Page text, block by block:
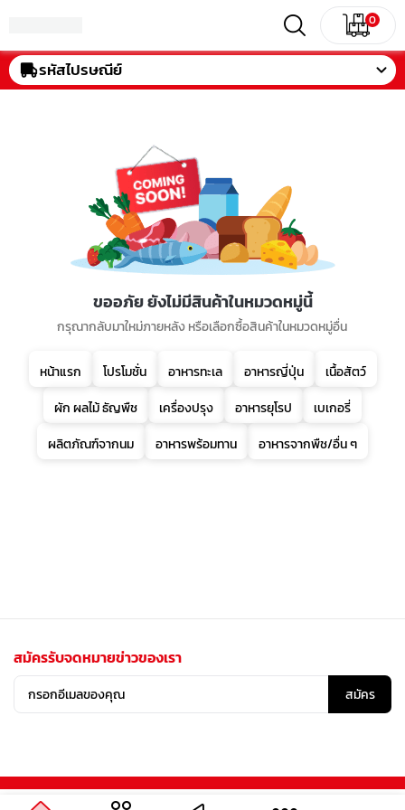
0
รหัสไปรษณีย์
ขออภัย ยังไม่มีสินค้าในหมวดหมู่นี้
กรุณากลับมาใหม่ภายหลัง หรือเลือกซื้อสินค้าในหมวดหมู่อื่น
หน้าแรก โปรโมชั่น อาหารทะเล อาหารญี่ปุ่น
เนื้อสัตว์
ผัก ผลไม้ ธัญพืช
เครื่องปรุง อาหารยุโรป
เบเกอรี่
ผลิตภัณฑ์จากนม
อาหารพร้อมทาน อาหารจากพืช/อื่น ๆ
สมัครรับจดหมายข่าวของเรา
สมัคร